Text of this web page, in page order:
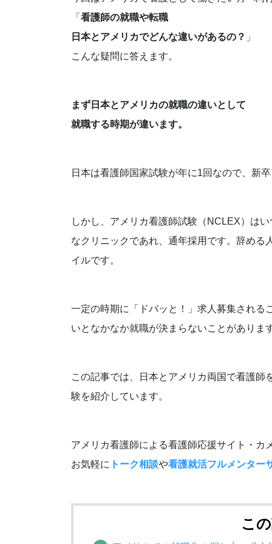
「 看護師の就職や転職
日本とアメリカでどんな違いがあるの？ 」
こんな疑問に答えます。
まず日本とアメリカの就職の違いとして
就職する時期が違います。
日本は看護師国家試験が年に1回なので、新
しかし、アメリカ看護師試験（NCLEX）は
なクリニックであれ、通年採用です。辞める
イルです。
一定の時期に「ドバッと！」求人募集される
いとなかなか就職が決まらないことがありま
この記事では、日本とアメリカ両国で看護
験を紹介しています。
アメリカ看護師による看護師応援サイト・カ
お気軽に トーク相談や看護就活フルメンター
こ